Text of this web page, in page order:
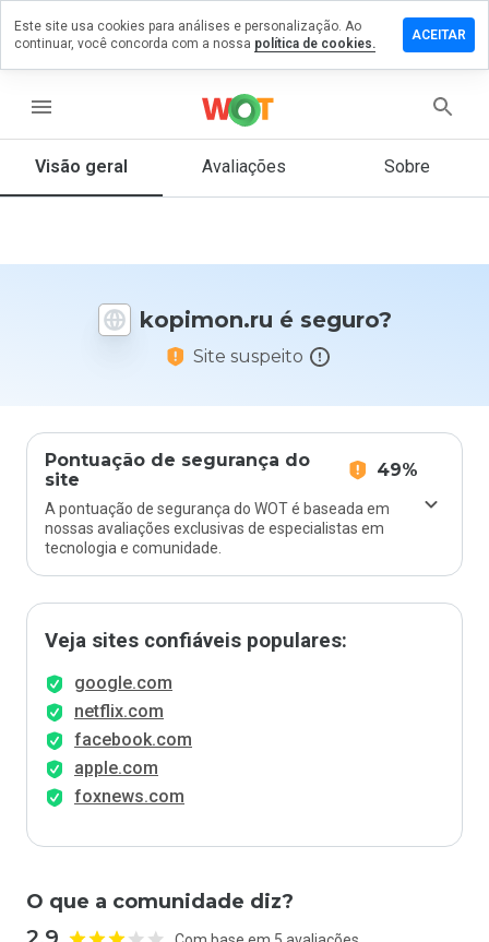
menu
Visão geral Avaliações Sobre
kopimon.ru é seguro?
Site suspeito
Pontuação de segurança do
site
49%
A pontuação de segurança do WOT é baseada em
nossas avaliações exclusivas de especialistas em
tecnologia e comunidade.
Veja sites confiáveis populares:
google.com
netflix.com
facebook.com
apple.com
foxnews.com
O que a comunidade diz?
um
que
Este site usa cookies para análises e personalização. Ao
continuar, você concorda com a nossa política de cookies.
ACEITAR